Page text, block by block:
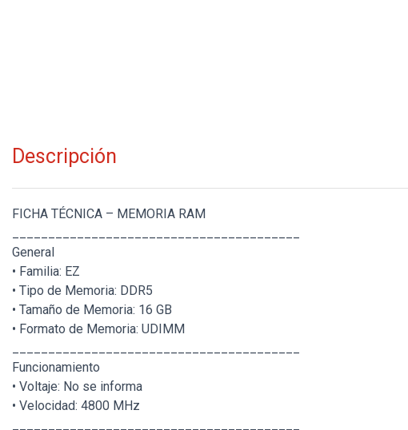
Descripción
FICHA TÉCNICA – MEMORIA RAM
General
• Familia: EZ
• Tipo de Memoria: DDR5
• Tamaño de Memoria: 16 GB
• Formato de Memoria: UDIMM
Funcionamiento
• Voltaje: No se informa
• Velocidad: 4800 MHz